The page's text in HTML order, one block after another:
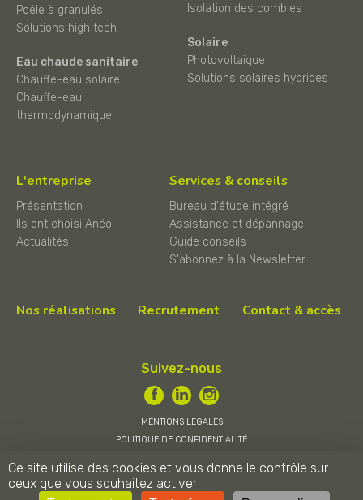
Poêle à granulés
Solutions high tech
Eau chaude sanitaire
Chauffe-eau solaire
Chauffe-eau
thermodynamique
Isolation des combles
Solaire
Photovoltaïque
Solutions solaires hybrides
L'entreprise
Présentation
Ils ont choisi Anéo
Actualités
Services & conseils
Bureau d'étude intégré
Assistance et dépannage
Guide conseils
S'abonnez à la Newsletter
Nos réalisations Recrutement Contact & accès
Suivez-nous
MENTIONS LÉGALES
POLITIQUE DE CONFIDENTIALITÉ
ANÉO © 2026
Ce site utilise des cookies et vous donne le contrôle sur
ceux que vous souhaitez activer